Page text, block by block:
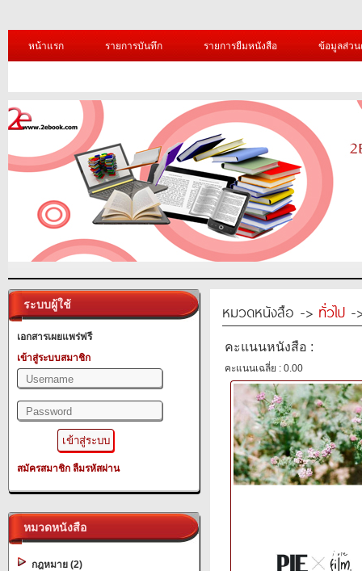
หน้าแรก รายการบันทึก รายการยืมหนังสือ ข้อมูลส่ว
ระบบผู้ใช้
เอกสารเผยแพร่ฟรี
เข้าสู่ระบบสมาชิก
สมัครสมาชิก ลืมรหัสผ่าน
หมวดหนังสือ
กฎหมาย (2)
หมวดหนังสือ -> ทั่วไป -
คะแนนหนังสือ :
คะแนนเฉลี่ย : 0.00